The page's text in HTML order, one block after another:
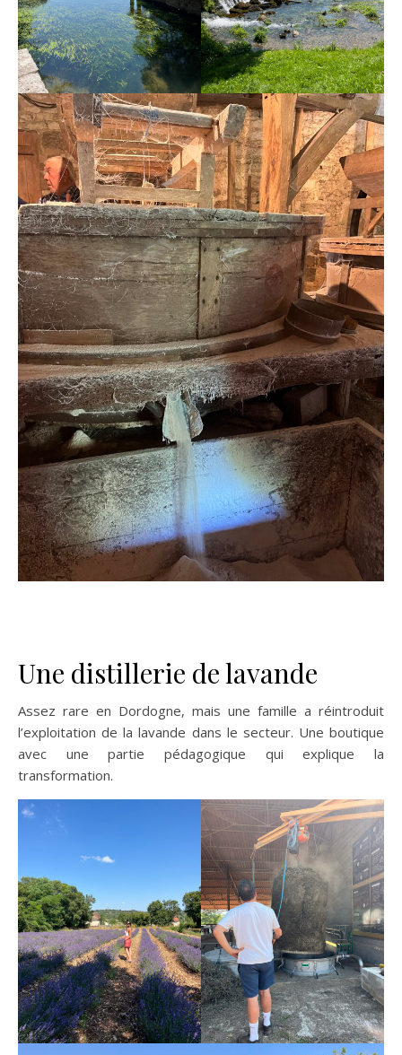
Une distillerie de lavande
Assez rare en Dordogne, mais une famille a réintroduit
l’exploitation de la lavande dans le secteur. Une boutique
avec une partie pédagogique qui explique la
transformation.